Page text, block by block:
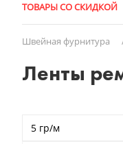
ТОВАРЫ СО СКИДКОЙ
Швейная фурнитура
Ленты
5 гр/м